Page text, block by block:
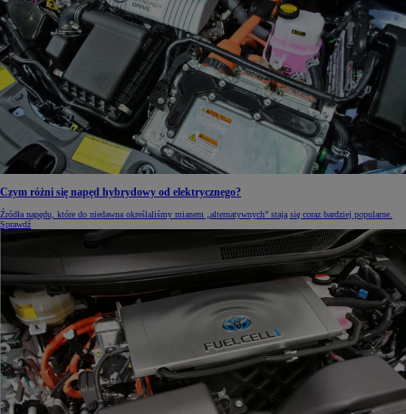
Czym różni się napęd hybrydowy od elektrycznego?
Źródła napędu, które do niedawna określaliśmy mianem „alternatywnych” stają się coraz bardziej popularne.
Sprawdź